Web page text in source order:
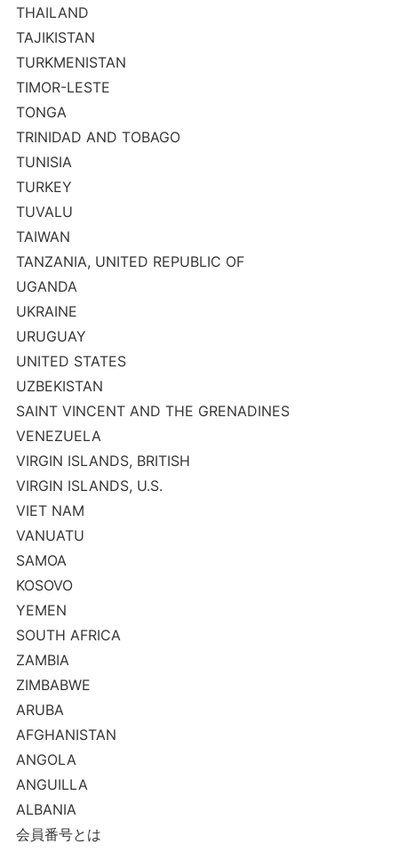
THAILAND
TAJIKISTAN
TURKMENISTAN
TIMOR-LESTE
TONGA
TRINIDAD AND TOBAGO
TUNISIA
TURKEY
TUVALU
TAIWAN
TANZANIA, UNITED REPUBLIC OF
UGANDA
UKRAINE
URUGUAY
UNITED STATES
UZBEKISTAN
SAINT VINCENT AND THE GRENADINES
VENEZUELA
VIRGIN ISLANDS, BRITISH
VIRGIN ISLANDS, U.S.
VIET NAM
VANUATU
SAMOA
KOSOVO
YEMEN
SOUTH AFRICA
ZAMBIA
ZIMBABWE
ARUBA
AFGHANISTAN
ANGOLA
ANGUILLA
ALBANIA
会員番号とは